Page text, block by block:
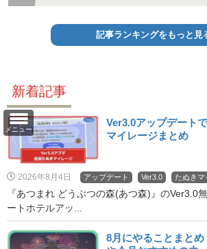
メニュー
記事ランキングをもっと見
新着記事
Ver3.0アップデート
マイレージまとめ
2026年8月4日 アップデート Ver3.0 たぬきマ
『あつまれ どうぶつの森(あつ森)』のVer3.0
ートホテルアッ...
8月にやることまと